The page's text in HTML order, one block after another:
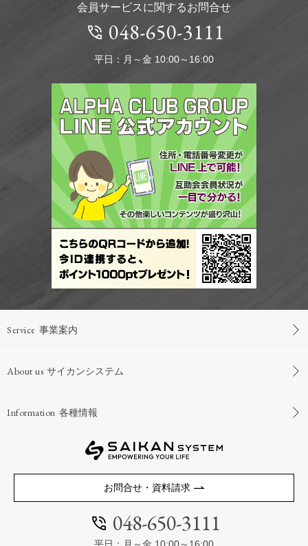
会員サービスに関するお問合せ
048-650-3111
平日：月～金 10:00～16:00
Service 事業案内
About us サイカンシステム
Information 各種情報
お問合せ・資料請求
048-650-3111